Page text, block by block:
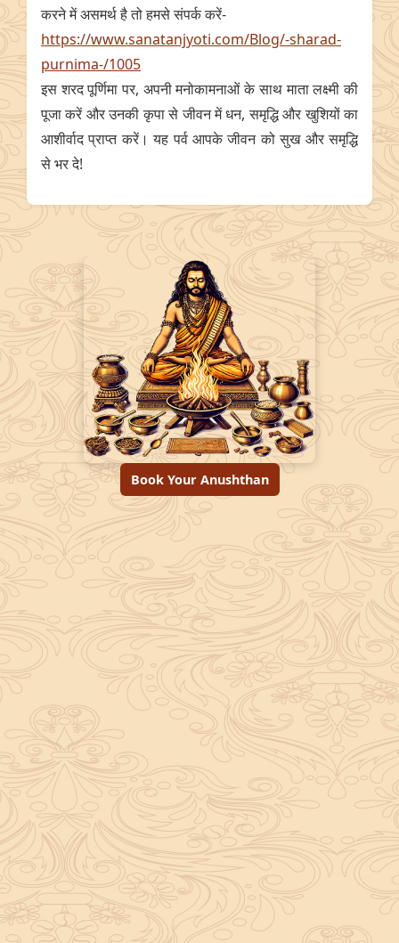
करने में असमर्थ है तो हमसे संपर्क करें-
https://www.sanatanjyoti.com/Blog/-sharad-
purnima-/1005
इस शरद पूर्णिमा पर, अपनी मनोकामनाओं के साथ माता लक्ष्मी की
पूजा करें और उनकी कृपा से जीवन में धन, समृद्धि और खुशियों का
आशीर्वाद प्राप्त करें। यह पर्व आपके जीवन को सुख और समृद्धि
से भर दे!
Book Your Anushthan